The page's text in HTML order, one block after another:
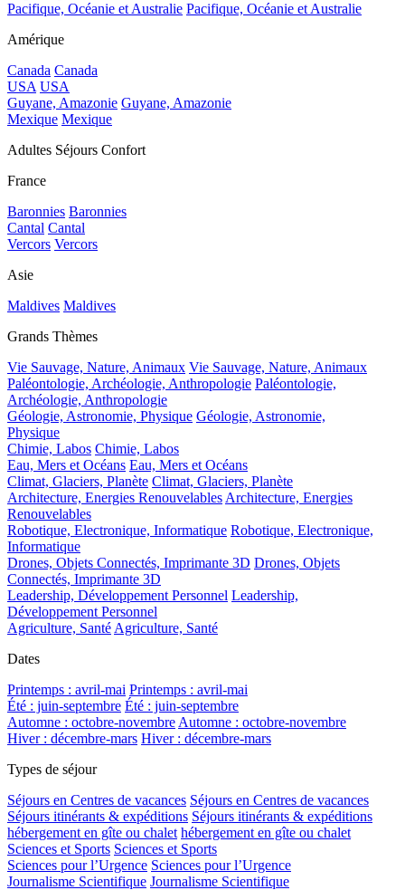
Pacifique, Océanie et Australie Pacifique, Océanie et Australie
Amérique
Canada Canada
USA USA
Guyane, Amazonie Guyane, Amazonie
Mexique Mexique
Adultes Séjours Confort
France
Baronnies Baronnies
Cantal Cantal
Vercors Vercors
Asie
Maldives Maldives
Grands Thèmes
Vie Sauvage, Nature, Animaux Vie Sauvage, Nature, Animaux
Paléontologie, Archéologie, Anthropologie Paléontologie,
Archéologie, Anthropologie
Géologie, Astronomie, Physique Géologie, Astronomie,
Physique
Chimie, Labos Chimie, Labos
Eau, Mers et Océans Eau, Mers et Océans
Climat, Glaciers, Planète Climat, Glaciers, Planète
Architecture, Energies Renouvelables Architecture, Energies
Renouvelables
Robotique, Electronique, Informatique Robotique, Electronique,
Informatique
Drones, Objets Connectés, Imprimante 3D Drones, Objets
Connectés, Imprimante 3D
Leadership, Développement Personnel Leadership,
Développement Personnel
Agriculture, Santé Agriculture, Santé
Dates
Printemps : avril-mai Printemps : avril-mai
Été : juin-septembre Été : juin-septembre
Automne : octobre-novembre Automne : octobre-novembre
Hiver : décembre-mars Hiver : décembre-mars
Types de séjour
Séjours en Centres de vacances Séjours en Centres de vacances
Séjours itinérants & expéditions Séjours itinérants & expéditions
hébergement en gîte ou chalet hébergement en gîte ou chalet
Sciences et Sports Sciences et Sports
Sciences pour l’Urgence Sciences pour l’Urgence
Journalisme Scientifique Journalisme Scientifique